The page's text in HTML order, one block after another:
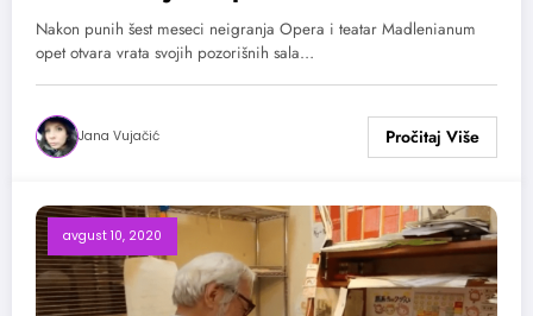
Nakon punih šest meseci neigranja Opera i teatar Madlenianum
opet otvara vrata svojih pozorišnih sala…
Jana Vujačić
avgust 10, 2020